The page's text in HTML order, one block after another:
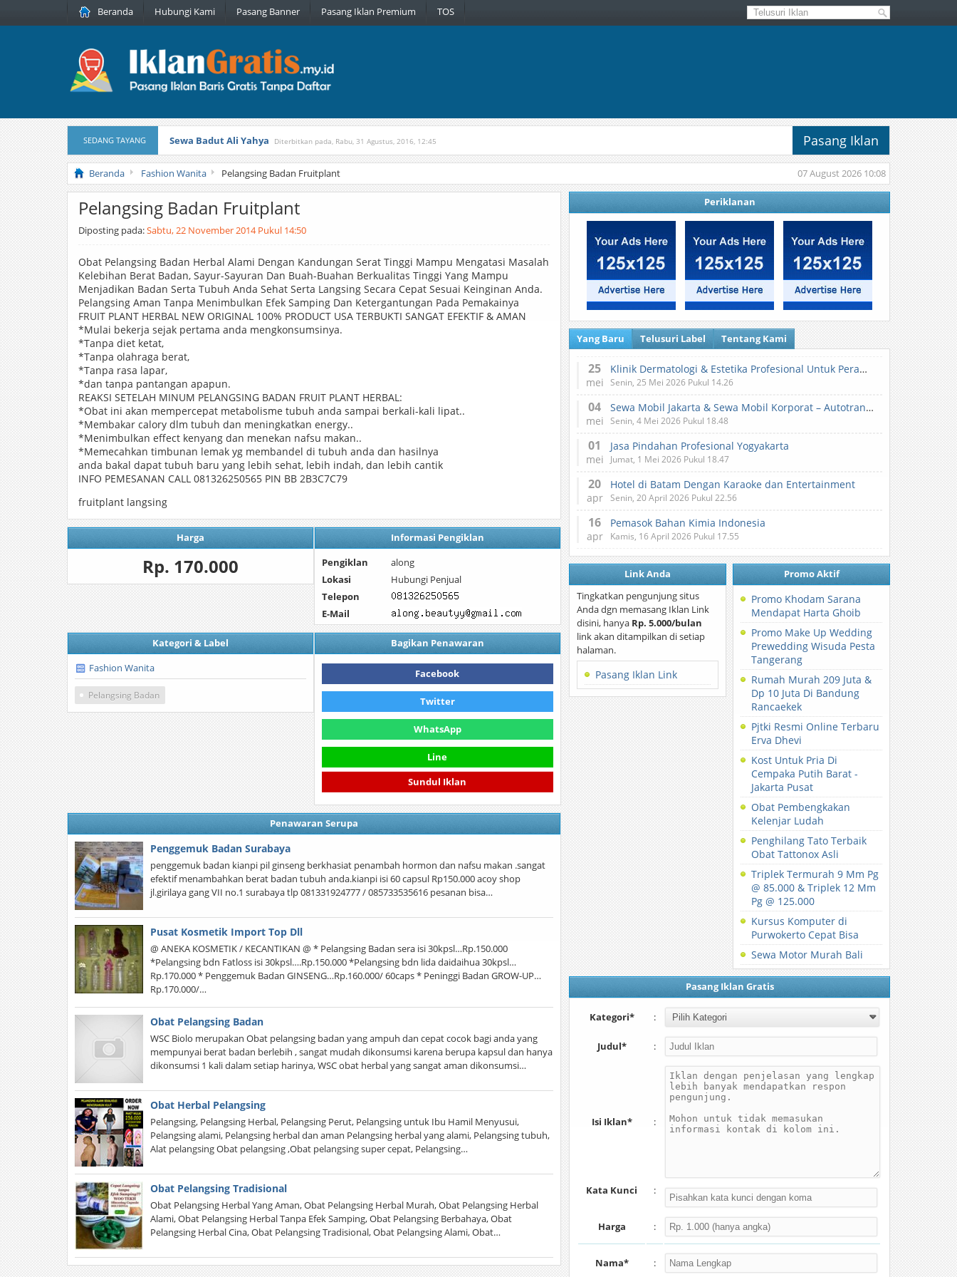
Beranda Hubungi Kami Pasang Banner Pasang Iklan Premium TOS
SEDANG TAYANG Pasang Iklan
Sewa Badut Ali Yahya Diterbitkan pada, Rabu, 31 Agustus, 2016, 12:45
Honda Brio 1.3 E AT CBU 2012 Putih Diterbitkan pada, Jumat, 30 Maret, 2018, 9:51 07 August 2026 10:08
Beranda Fashion Wanita Pelangsing Badan Fruitplant
Pelangsing Badan Fruitplant
Diposting pada:Sabtu, 22 November 2014 Pukul 14:50
Obat Pelangsing Badan Herbal Alami Dengan Kandungan Serat Tinggi Mampu Mengatasi Masalah
Kelebihan Berat Badan, Sayur-Sayuran Dan Buah-Buahan Berkualitas Tinggi Yang Mampu
Menjadikan Badan Serta Tubuh Anda Sehat Serta Langsing Secara Cepat Sesuai Keinginan Anda.
Pelangsing Aman Tanpa Menimbulkan Efek Samping Dan Ketergantungan Pada Pemakainya
FRUIT PLANT HERBAL NEW ORIGINAL 100% PRODUCT USA TERBUKTI SANGAT EFEKTIF & AMAN
*Mulai bekerja sejak pertama anda mengkonsumsinya.
*Tanpa diet ketat,
*Tanpa olahraga berat,
*Tanpa rasa lapar,
*dan tanpa pantangan apapun.
REAKSI SETELAH MINUM PELANGSING BADAN FRUIT PLANT HERBAL:
*Obat ini akan mempercepat metabolisme tubuh anda sampai berkali-kali lipat..
*Membakar calory dlm tubuh dan meningkatkan energy..
*Menimbulkan effect kenyang dan menekan nafsu makan..
*Memecahkan timbunan lemak yg membandel di tubuh anda dan hasilnya
anda bakal dapat tubuh baru yang lebih sehat, lebih indah, dan lebih cantik
INFO PEMESANAN CALL 081326250565 PIN BB 2B3C7C79
fruitplant langsing
Harga
Rp. 170.000
Informasi Pengiklan
Pengiklan
along
Lokasi
Hubungi Penjual
Telepon
E-Mail
Kategori & Label
Fashion Wanita
Pelangsing Badan
Bagikan Penawaran
Facebook
Twitter
WhatsApp
Line
Sundul Iklan
Penawaran Serupa
Penggemuk Badan Surabaya
penggemuk badan kianpi pil ginseng berkhasiat penambah hormon dan nafsu makan .sangat
efektif menambahkan berat badan tubuh anda.kianpi isi 60 capsul Rp150.000 acoy shop
jl.girilaya gang VII no.1 surabaya tlp 081331924777 / 085733535616 pesanan bisa…
Pusat Kosmetik Import Top Dll
@ ANEKA KOSMETIK / KECANTIKAN @ * Pelangsing Badan sera isi 30kpsl…Rp.150.000
*Pelangsing bdn Fatloss isi 30kpsl….Rp.150.000 *Pelangsing bdn lida daidaihua 30kpsl…
Rp.170.000 * Penggemuk Badan GINSENG…Rp.160.000/ 60caps * Peninggi Badan GROW-UP…
Rp.170.000/…
Obat Pelangsing Badan
WSC Biolo merupakan Obat pelangsing badan yang ampuh dan cepat cocok bagi anda yang
mempunyai berat badan berlebih , sangat mudah dikonsumsi karena berupa kapsul dan hanya
dikonsumsi 1 kali dalam setiap harinya, WSC obat herbal yang sangat aman dikonsumsi…
Obat Herbal Pelangsing
Pelangsing, Pelangsing Herbal, Pelangsing Perut, Pelangsing untuk Ibu Hamil Menyusui,
Pelangsing alami, Pelangsing herbal dan aman Pelangsing herbal yang alami, Pelangsing tubuh,
Alat pelangsing Obat pelangsing ,Obat pelangsing super cepat, Pelangsing…
Obat Pelangsing Tradisional
Obat Pelangsing Herbal Yang Aman, Obat Pelangsing Herbal Murah, Obat Pelangsing Herbal
Alami, Obat Pelangsing Herbal Tanpa Efek Samping, Obat Pelangsing Berbahaya, Obat
Pelangsing Herbal Cina, Obat Pelangsing Tradisional, Obat Pelangsing Alami, Obat…
Periklanan
Yang Baru Telusuri Label Tentang Kami
25
mei
Klinik Dermatologi & Estetika Profesional Untuk Perawatan Kulit dan Kecantikan
Senin, 25 Mei 2026 Pukul 14.26
04
mei
Sewa Mobil Jakarta & Sewa Mobil Korporat – Autotranz Indonesia
Senin, 4 Mei 2026 Pukul 18.48
01
mei
Jasa Pindahan Profesional Yogyakarta
Jumat, 1 Mei 2026 Pukul 18.47
20
apr
Hotel di Batam Dengan Karaoke dan Entertainment
Senin, 20 April 2026 Pukul 22.56
16
apr
Pemasok Bahan Kimia Indonesia
Kamis, 16 April 2026 Pukul 17.55
Link Anda
Tingkatkan pengunjung situs
Anda dgn memasang Iklan Link
disini, hanya Rp. 5.000/bulan
link akan ditampilkan di setiap
halaman.
Pasang Iklan Link
Promo Aktif
Promo Khodam Sarana
Mendapat Harta Ghoib
Promo Make Up Wedding
Prewedding Wisuda Pesta
Tangerang
Rumah Murah 209 Juta &
Dp 10 Juta Di Bandung
Rancaekek
Pjtki Resmi Online Terbaru
Erva Dhevi
Kost Untuk Pria Di
Cempaka Putih Barat -
Jakarta Pusat
Obat Pembengkakan
Kelenjar Ludah
Penghilang Tato Terbaik
Obat Tattonox Asli
Triplek Termurah 9 Mm Pg
@ 85.000 & Triplek 12 Mm
Pg @ 125.000
Kursus Komputer di
Purwokerto Cepat Bisa
Sewa Motor Murah Bali
Pasang Iklan Gratis
Kategori* :
Judul* :
Isi Iklan* :
Kata Kunci :
Harga :
Nama* :